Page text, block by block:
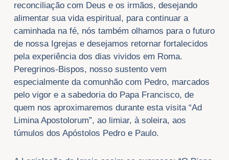
reconciliação com Deus e os irmãos, desejando
alimentar sua vida espiritual, para continuar a
caminhada na fé, nós também olhamos para o futuro
de nossa Igrejas e desejamos retornar fortalecidos
pela experiência dos dias vividos em Roma.
Peregrinos-Bispos, nosso sustento vem
especialmente da comunhão com Pedro, marcados
pelo vigor e a sabedoria do Papa Francisco, de
quem nos aproximaremos durante esta visita “Ad
Limina Apostolorum”, ao limiar, à soleira, aos
túmulos dos Apóstolos Pedro e Paulo.